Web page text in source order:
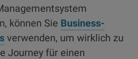
können Sie Business-
verwenden, um wirklich zu
Journey für einen